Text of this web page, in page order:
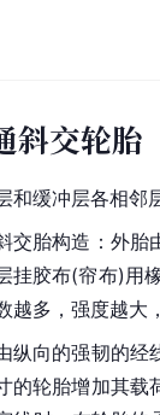
斜交轮胎
和缓冲层各相邻
交胎构造：外胎
挂胶布(帘布)用
越多，强度越大
纵向的强韧的经
的轮胎增加其载